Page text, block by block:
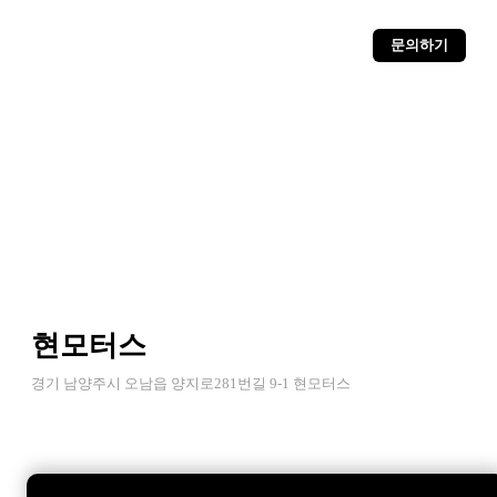
문의하기
현모터스
경기 남양주시 오남읍 양지로281번길 9-1 현모터스